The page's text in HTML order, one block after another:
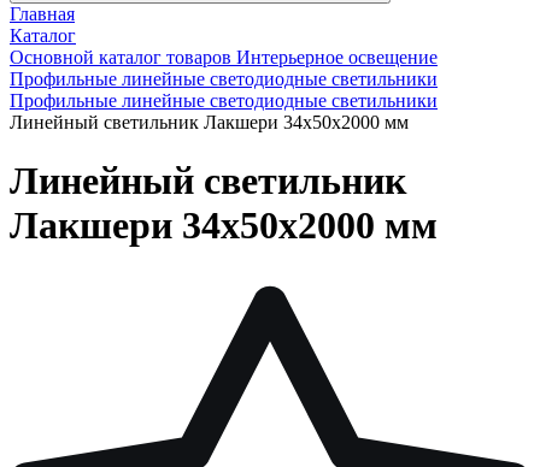
Главная
Каталог
Основной каталог товаров Интерьерное освещение
Профильные линейные светодиодные светильники
Профильные линейные светодиодные светильники
Линейный светильник Лакшери 34х50х2000 мм
Линейный светильник
Лакшери 34х50х2000 мм